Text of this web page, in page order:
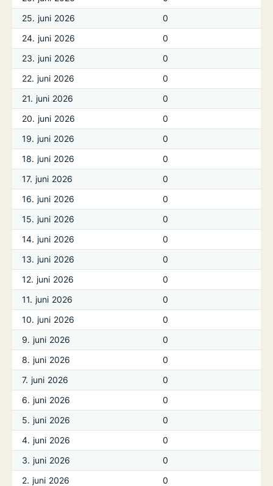
25. juni 2026
0
24. juni 2026
0
23. juni 2026
0
22. juni 2026
0
21. juni 2026
0
20. juni 2026
0
19. juni 2026
0
18. juni 2026
0
17. juni 2026
0
16. juni 2026
0
15. juni 2026
0
14. juni 2026
0
13. juni 2026
0
12. juni 2026
0
11. juni 2026
0
10. juni 2026
0
9. juni 2026
0
8. juni 2026
0
7. juni 2026
0
6. juni 2026
0
5. juni 2026
0
4. juni 2026
0
3. juni 2026
0
2. juni 2026
0